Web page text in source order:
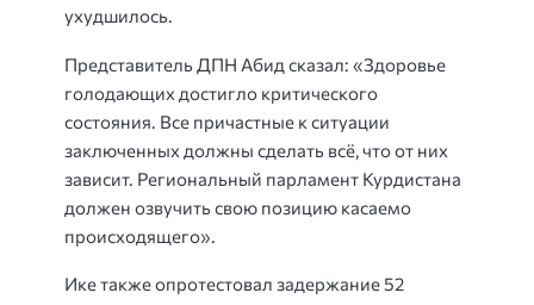
ухудшилось.
Представитель ДПН Абид сказал: «Здоровье
голодающих достигло критического
состояния. Все причастные к ситуации
заключенных должны сделать всё, что от них
зависит. Региональный парламент Курдистана
должен озвучить свою позицию касаемо
происходящего».
Ике также опротестовал задержание 52